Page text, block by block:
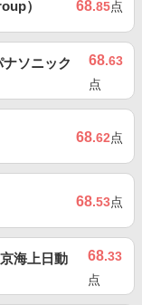
） 68.85点
ソニック
68.63
点
68.62点
68.53点
海上日動
68.33
点